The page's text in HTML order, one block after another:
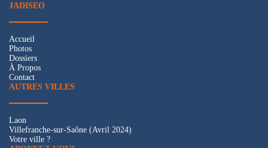
JADISEO
Accueil
Photos
Dossiers
À Propos
Contact
AUTRES VILLES
Laon
Villefranche-sur-Saône (Avril 2024)
Votre ville ?